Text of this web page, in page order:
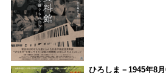
ひろしま－1945年8